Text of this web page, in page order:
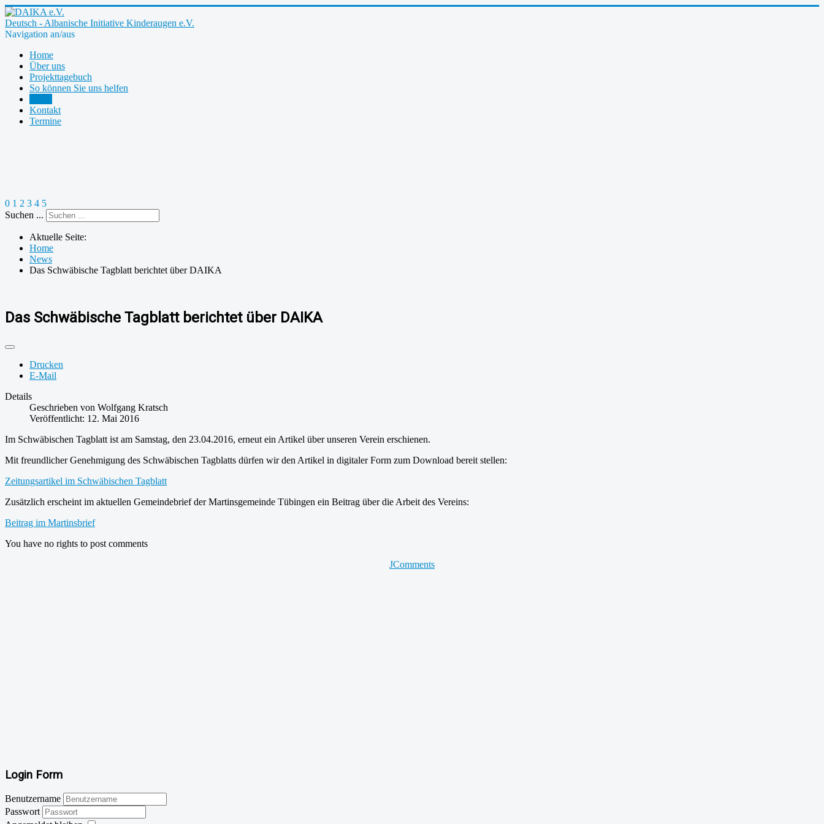
Deutsch - Albanische Initiative Kinderaugen e.V.
Navigation an/aus
Home
Über uns
Projekttagebuch
So können Sie uns helfen
Kontakt
Termine
0 1 2 3 4 5
Suchen ...
Aktuelle Seite:
Home
News
Das Schwäbische Tagblatt berichtet über DAIKA
Das Schwäbische Tagblatt berichtet über DAIKA
Drucken
E-Mail
Details
Geschrieben von Wolfgang Kratsch
Veröffentlicht: 12. Mai 2016
Im Schwäbischen Tagblatt ist am Samstag, den 23.04.2016, erneut ein Artikel über unseren Verein erschienen.
Mit freundlicher Genehmigung des Schwäbischen Tagblatts dürfen wir den Artikel in digitaler Form zum Download bereit stellen:
Zeitungsartikel im Schwäbischen Tagblatt
Zusätzlich erscheint im aktuellen Gemeindebrief der Martinsgemeinde Tübingen ein Beitrag über die Arbeit des Vereins:
Beitrag im Martinsbrief
You have no rights to post comments
JComments
Login Form
Benutzername
Passwort